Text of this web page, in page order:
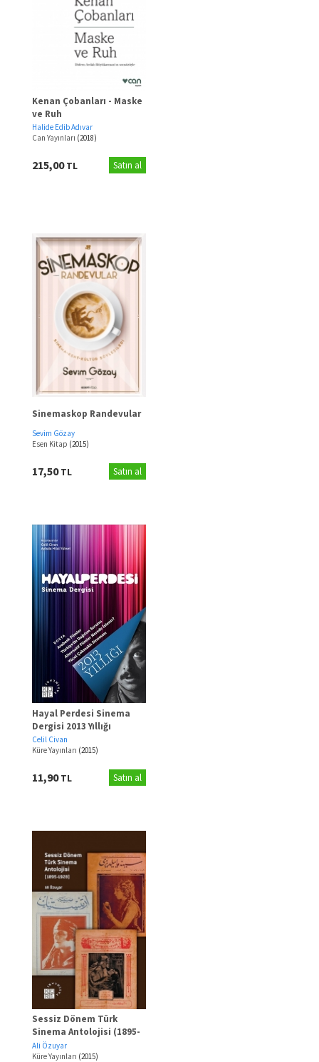
Kenan Çobanları - Maske
ve Ruh
Halide Edib Adıvar
Can Yayınları (2018)
215,00TL Satın al
Sinemaskop Randevular
Sevim Gözay
Esen Kitap (2015)
17,50TL Satın al
Hayal Perdesi Sinema
Dergisi 2013 Yıllığı
Celil Civan
Küre Yayınları (2015)
11,90TL Satın al
Sessiz Dönem Türk
Sinema Antolojisi (1895-
1928)
Ali Özuyar
Küre Yayınları (2015)